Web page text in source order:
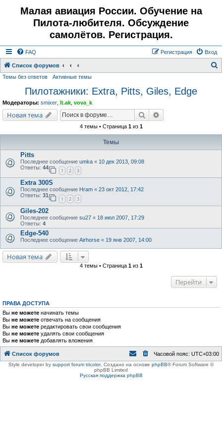
Малая авиация России. Обучение на
Пилота-любителя. Обсуждение
самолётов. Регистрация.
FAQ Вход
Регистрация
Список форумов
Темы без ответов Активные темы
Пилотажники: Extra, Pitts, Giles, Edge
Модераторы: smixer lt.ak vova_k
Новая тема Поиск
4 темы • Страница 1из 1
Темы
Pitts
Последнее сообщение umka « 10 дек 2013, 09:08
Ответы: 44
1 2 3
Extra 300S
Последнее сообщение Hram « 23 окт 2012, 17:42
Ответы: 31
1 2 3
Giles-202
Последнее сообщение su27 « 18 июл 2007, 17:29
Ответы: 4
Edge-540
Последнее сообщение Airhorse « 19 янв 2007, 14:00
Новая тема
4 темы • Страница 1из 1
Перейти
ПРАВА ДОСТУПА
Вы не можете начинать темы
Вы не можете отвечать на сообщения
Вы не можете редактировать свои сообщения
Вы не можете удалять свои сообщения
Вы не можете добавлять вложения
Список форумов Часовой пояс: UTC+03:00
Style developer by support forum tricolor, Создано на основе phpBB® Forum Software ©
phpBB Limited
Русская поддержка phpBB